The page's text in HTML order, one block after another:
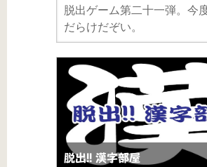
脱出ゲーム第二十一弾。今
だらけだぞい。
脱出!! 漢字部屋